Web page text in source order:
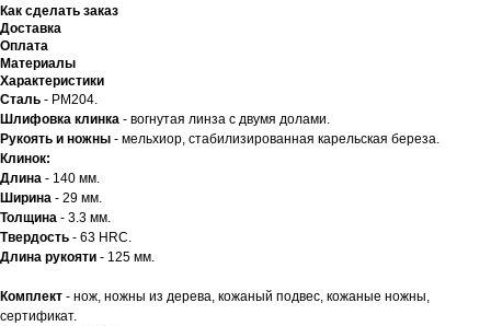
Как сделать заказ
Доставка
Оплата
Материалы
Характеристики
Сталь - PM204.
Шлифовка клинка - вогнутая линза с двумя долами.
Рукоять и ножны - мельхиор, стабилизированная карельская береза.
Клинок:
Длина - 140 мм.
Ширина - 29 мм.
Толщина - 3.3 мм.
Твердость - 63 HRC.
Длина рукояти - 125 мм.
Комплект - нож, ножны из дерева, кожаный подвес, кожаные ножны,
сертификат.